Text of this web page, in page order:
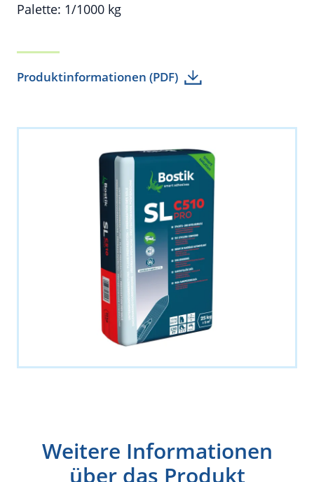
Palette: 1/1000 kg
Produktinformationen (PDF)
Weitere Informationen
über das Produkt